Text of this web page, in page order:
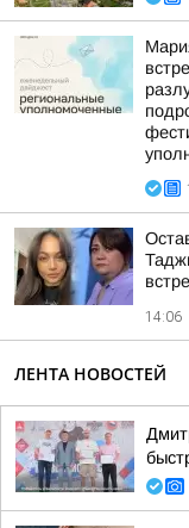
14:06
ЛЕНТА НОВОСТЕЙ